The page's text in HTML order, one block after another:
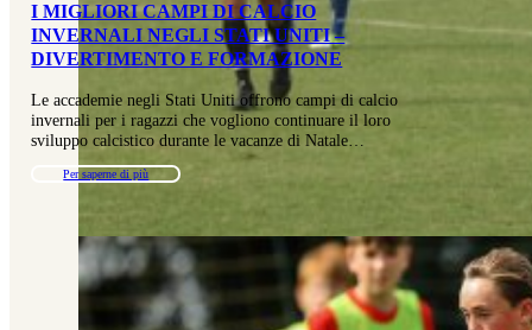
I MIGLIORI CAMPI DI CALCIO
INVERNALI NEGLI STATI UNITI –
DIVERTIMENTO E FORMAZIONE
Le accademie negli Stati Uniti offrono campi di calcio
invernali per i ragazzi che vogliono continuare il loro
sviluppo calcistico durante le vacanze di Natale…
Per saperne di più